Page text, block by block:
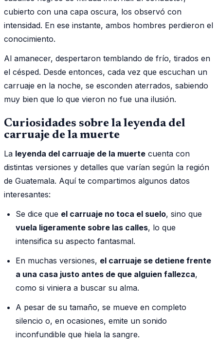
cubierto con una capa oscura, los observó con
intensidad. En ese instante, ambos hombres perdieron el
conocimiento.
Al amanecer, despertaron temblando de frío, tirados en
el césped. Desde entonces, cada vez que escuchan un
carruaje en la noche, se esconden aterrados, sabiendo
muy bien que lo que vieron no fue una ilusión.
Curiosidades sobre la leyenda del
carruaje de la muerte
La leyenda del carruaje de la muerte cuenta con
distintas versiones y detalles que varían según la región
de Guatemala. Aquí te compartimos algunos datos
interesantes:
Se dice que el carruaje no toca el suelo, sino que
vuela ligeramente sobre las calles, lo que
intensifica su aspecto fantasmal.
En muchas versiones, el carruaje se detiene frente
a una casa justo antes de que alguien fallezca,
como si viniera a buscar su alma.
A pesar de su tamaño, se mueve en completo
silencio o, en ocasiones, emite un sonido
inconfundible que hiela la sangre.